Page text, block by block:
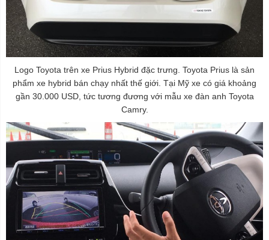
Logo Toyota trên xe Prius Hybrid đặc trưng. Toyota Prius là sản
phẩm xe hybrid bán chạy nhất thế giới. Tại Mỹ xe có giá khoảng
gần 30.000 USD, tức tương đương với mẫu xe đàn anh Toyota
Camry.